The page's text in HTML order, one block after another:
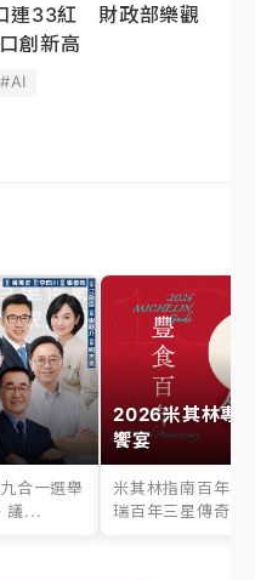
連33紅 財政部樂觀
創新高
#AI
合一選舉
議...
2026米其林專
饗宴
米其林指南百年之
瑞百年三星傳奇、